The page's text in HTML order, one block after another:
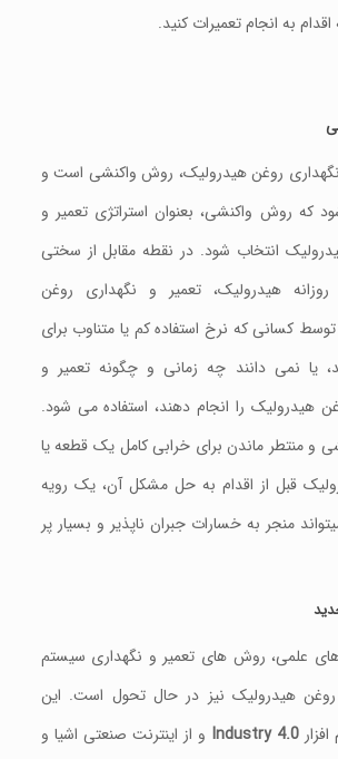
به انجام تعمیرات کنید.
روغن هیدرولیک، روش واکنشی است و
که روش واکنشی، بعنوان استراتژی تعمیر و
انتخاب شود. در نقطه مقابل از سختی
هیدرولیک، تعمیر و نگهداری روغن
کسانی که نرخ استفاده کم یا متناوب برای
یا نمی دانند چه زمانی و چگونه تعمیر و
هیدرولیک را انجام دهند، استفاده می شود.
و منتطر ماندن برای خرابی کامل یک قطعه يا
قبل از اقدام به حل مشکل آن، یک رويه
منجر به خسارات جبران ناپذير و بسيار پر
علمی، روش های تعمیر و نگهداری سيستم
هیدرولیک نيز در حال تحول است. این
افزارIndustry 4.0 و از اینترنت صنعتی اشیا و